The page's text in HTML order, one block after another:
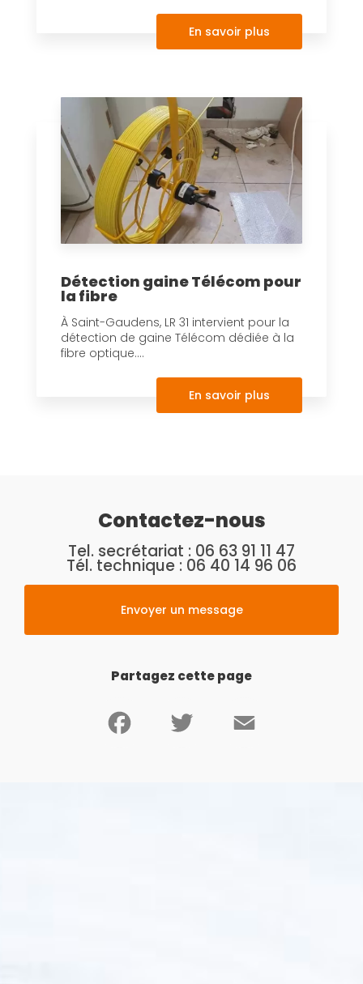
En savoir plus
Détection gaine Télécom pour
la fibre
À Saint-Gaudens, LR 31 intervient pour la
détection de gaine Télécom dédiée à la
fibre optique....
En savoir plus
Contactez-nous
Tel. secrétariat : 06 63 91 11 47
Tél. technique : 06 40 14 96 06
Envoyer un message
Partagez cette page